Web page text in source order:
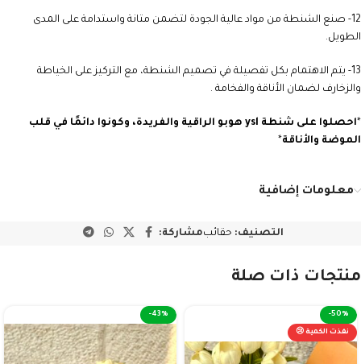
12- صنع الشنطة من مواد عالية الجودة لتضمن متانة واستدامة على المدى
الطويل.
13- يتم الاهتمام بكل تفصيلة في تصميم الشنطة، مع التركيز على الخياطة
والزخارف لضمان الأناقة والفخامة .
*احصلوا على شنطة ysl هوبو الراقية والفريدة، وكونوا دائمًا في قلب
الموضة والأناقة*
معلومات إضافية
التصنيف: حقائبمشاركة:
منتجات ذات صلة
-50%
نفذت الكمية 😢
-43%